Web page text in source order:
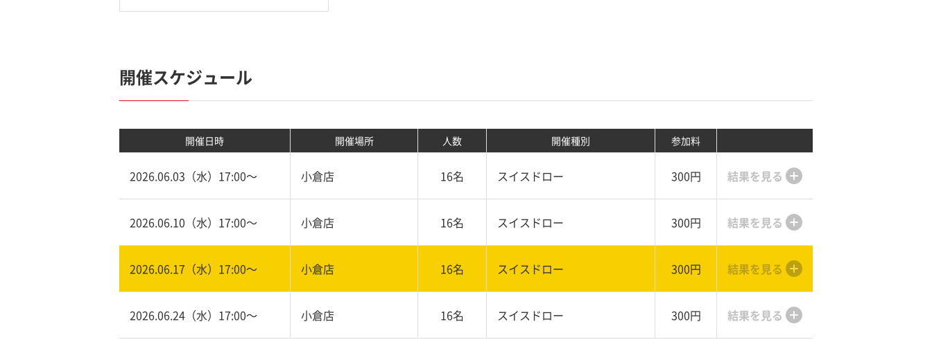
開催スケジュール
開催日時 開催場所 人数 開催種別 参加料
2026.06.03（水）17:00〜 小倉店 16名 スイスドロー 300円 結果を見る
2026.06.10（水）17:00〜 小倉店 16名 スイスドロー 300円 結果を見る
2026.06.17（水）17:00〜 小倉店 16名 スイスドロー 300円 結果を見る
2026.06.24（水）17:00〜 小倉店 16名 スイスドロー 300円 結果を見る